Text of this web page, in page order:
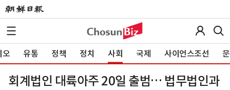
오 유통 정책 정치 사회 국제 사이언스조선
회계법인 대륙아주 20일 출범… 법무법인과